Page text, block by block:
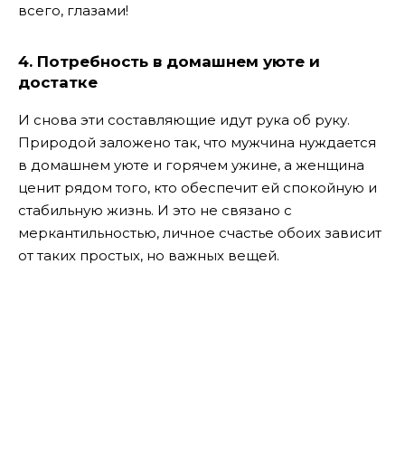
всего, глазами!
4. Потребность в домашнем уюте и
достатке
И снова эти составляющие идут рука об руку.
Природой заложено так, что мужчина нуждается
в домашнем уюте и горячем ужине, а женщина
ценит рядом того, кто обеспечит ей спокойную и
стабильную жизнь. И это не связано с
меркантильностью, личное счастье обоих зависит
от таких простых, но важных вещей.